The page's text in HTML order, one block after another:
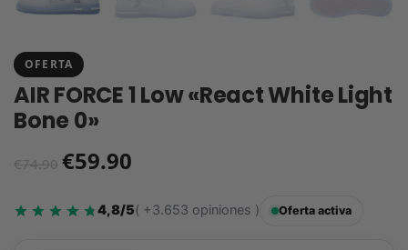
OFERTA
AIR FORCE 1 Low «React White Light
Bone 0»
€74.90 €59.90
4,8/5( +3.653 opiniones ) Oferta activa